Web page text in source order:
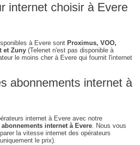
internet choisir à Evere
à Evere sont Proximus, VOO,
et Zuny (Telenet n'est pas disponible à
le moins cher à Evere qui fournit l'internet
abonnements internet à
internet à Evere avec notre
internet à Evere. Nous vous
la vitesse internet des opérateurs
le prix).